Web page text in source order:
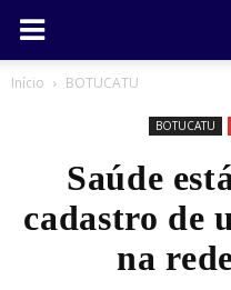
Início BOTUCATU
BOTUCATU
Saúde
cadastro de
na